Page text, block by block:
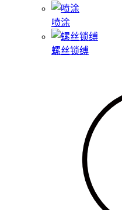
喷涂
螺丝锁缚